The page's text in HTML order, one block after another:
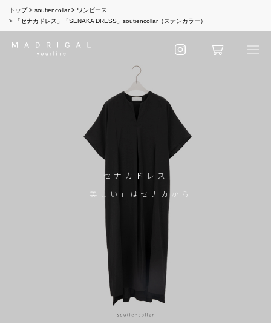
トップ soutiencollar
ワンピース
「セナカドレス」「SENAKA DRESS」soutiencollar（ステンカラー）
セナカドレス
「美しい」はセナカから